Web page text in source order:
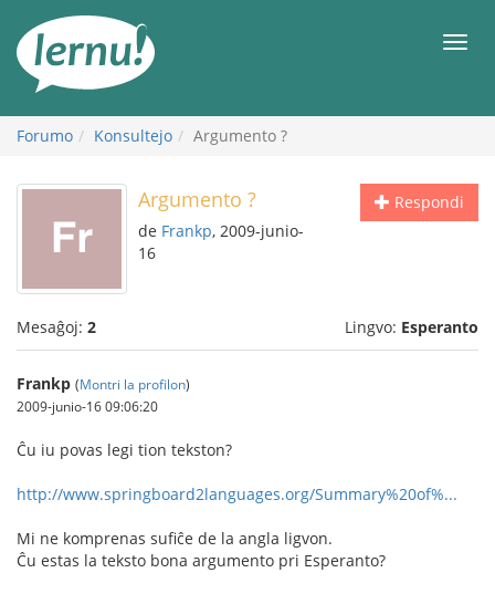
enhavo
Forumo Konsultejo Argumento ?
Respondi
Argumento ?
de Frankp, 2009-junio-
16
Mesaĝoj: 2 Lingvo: Esperanto
Frankp (Montri la profilon)
2009-junio-16 09:06:20
Ĉu iu povas legi tion tekston?
http://www.springboard2languages.org/Summary%20of%...
Mi ne komprenas sufiĉe de la angla ligvon.
Ĉu estas la teksto bona argumento pri Esperanto?